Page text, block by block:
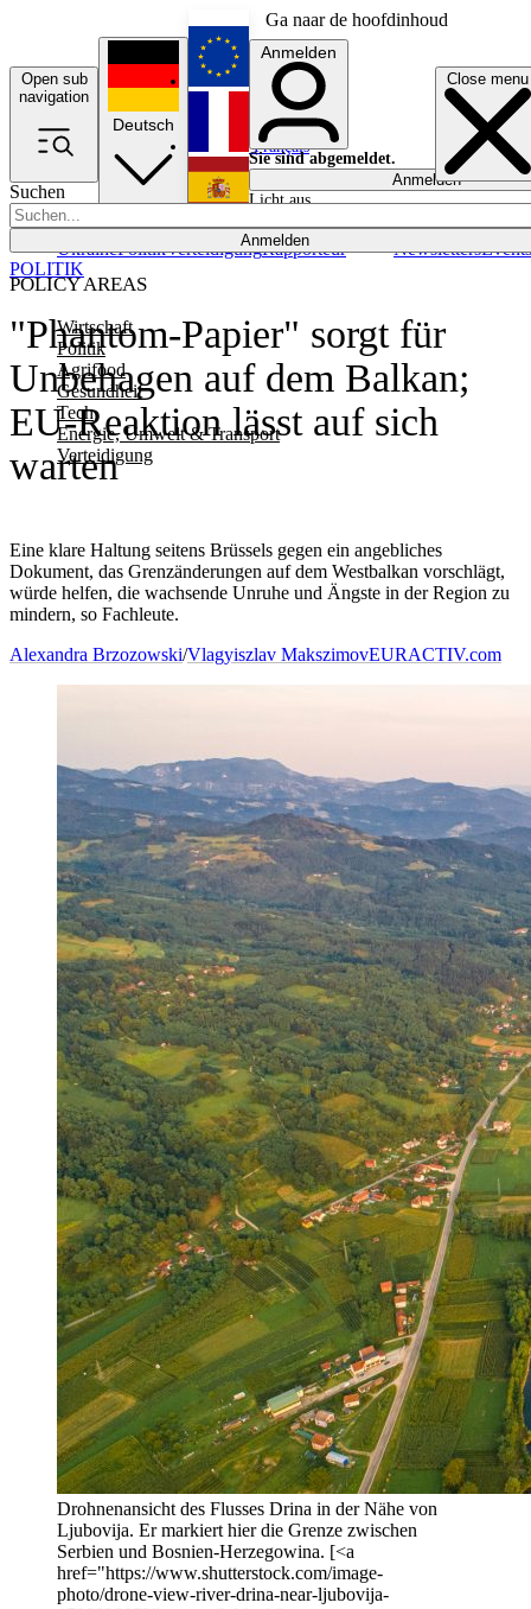
Ga naar de hoofdinhoud
Open sub
navigation
Close menu
Suchen
Anmelden
POLICY AREAS
Wirtschaft
Politik
Agrifood
Gesundheit
Tech
Energie, Umwelt & Transport
Verteidigung
UkrainePolitikVerteidigungRapporteur NewslettersEvents
Deutsch
English
Français
Anmelden
Sie sind abgemeldet.
Anmelden
Licht aus
"Phantom-Papier" sorgt für
Unbehagen auf dem Balkan;
EU-Reaktion lässt auf sich
warten
Eine klare Haltung seitens Brüssels gegen ein angebliches
Dokument, das Grenzänderungen auf dem Westbalkan vorschlägt,
würde helfen, die wachsende Unruhe und Ängste in der Region zu
mindern, so Fachleute.
POLITIK
Alexandra Brzozowski/Vlagyiszlav MakszimovEURACTIV.com
Drohnenansicht des Flusses Drina in der Nähe von
Ljubovija. Er markiert hier die Grenze zwischen
Serbien und Bosnien-Herzegowina. [<a
href="https://www.shutterstock.com/image-
photo/drone-view-river-drina-near-ljubovija-